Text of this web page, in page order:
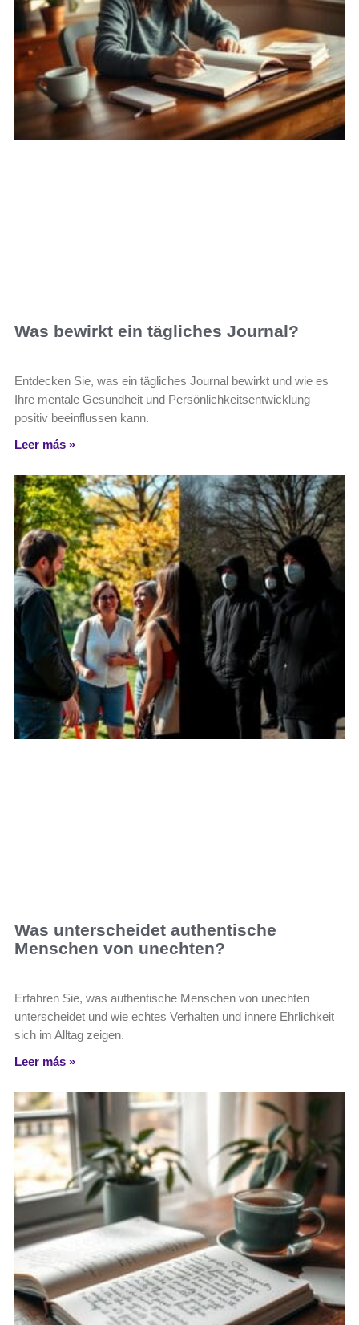
Was bewirkt ein tägliches Journal?
Entdecken Sie, was ein tägliches Journal bewirkt und wie es
Ihre mentale Gesundheit und Persönlichkeitsentwicklung
positiv beeinflussen kann.
Leer más »
Was unterscheidet authentische
Menschen von unechten?
Erfahren Sie, was authentische Menschen von unechten
unterscheidet und wie echtes Verhalten und innere Ehrlichkeit
sich im Alltag zeigen.
Leer más »